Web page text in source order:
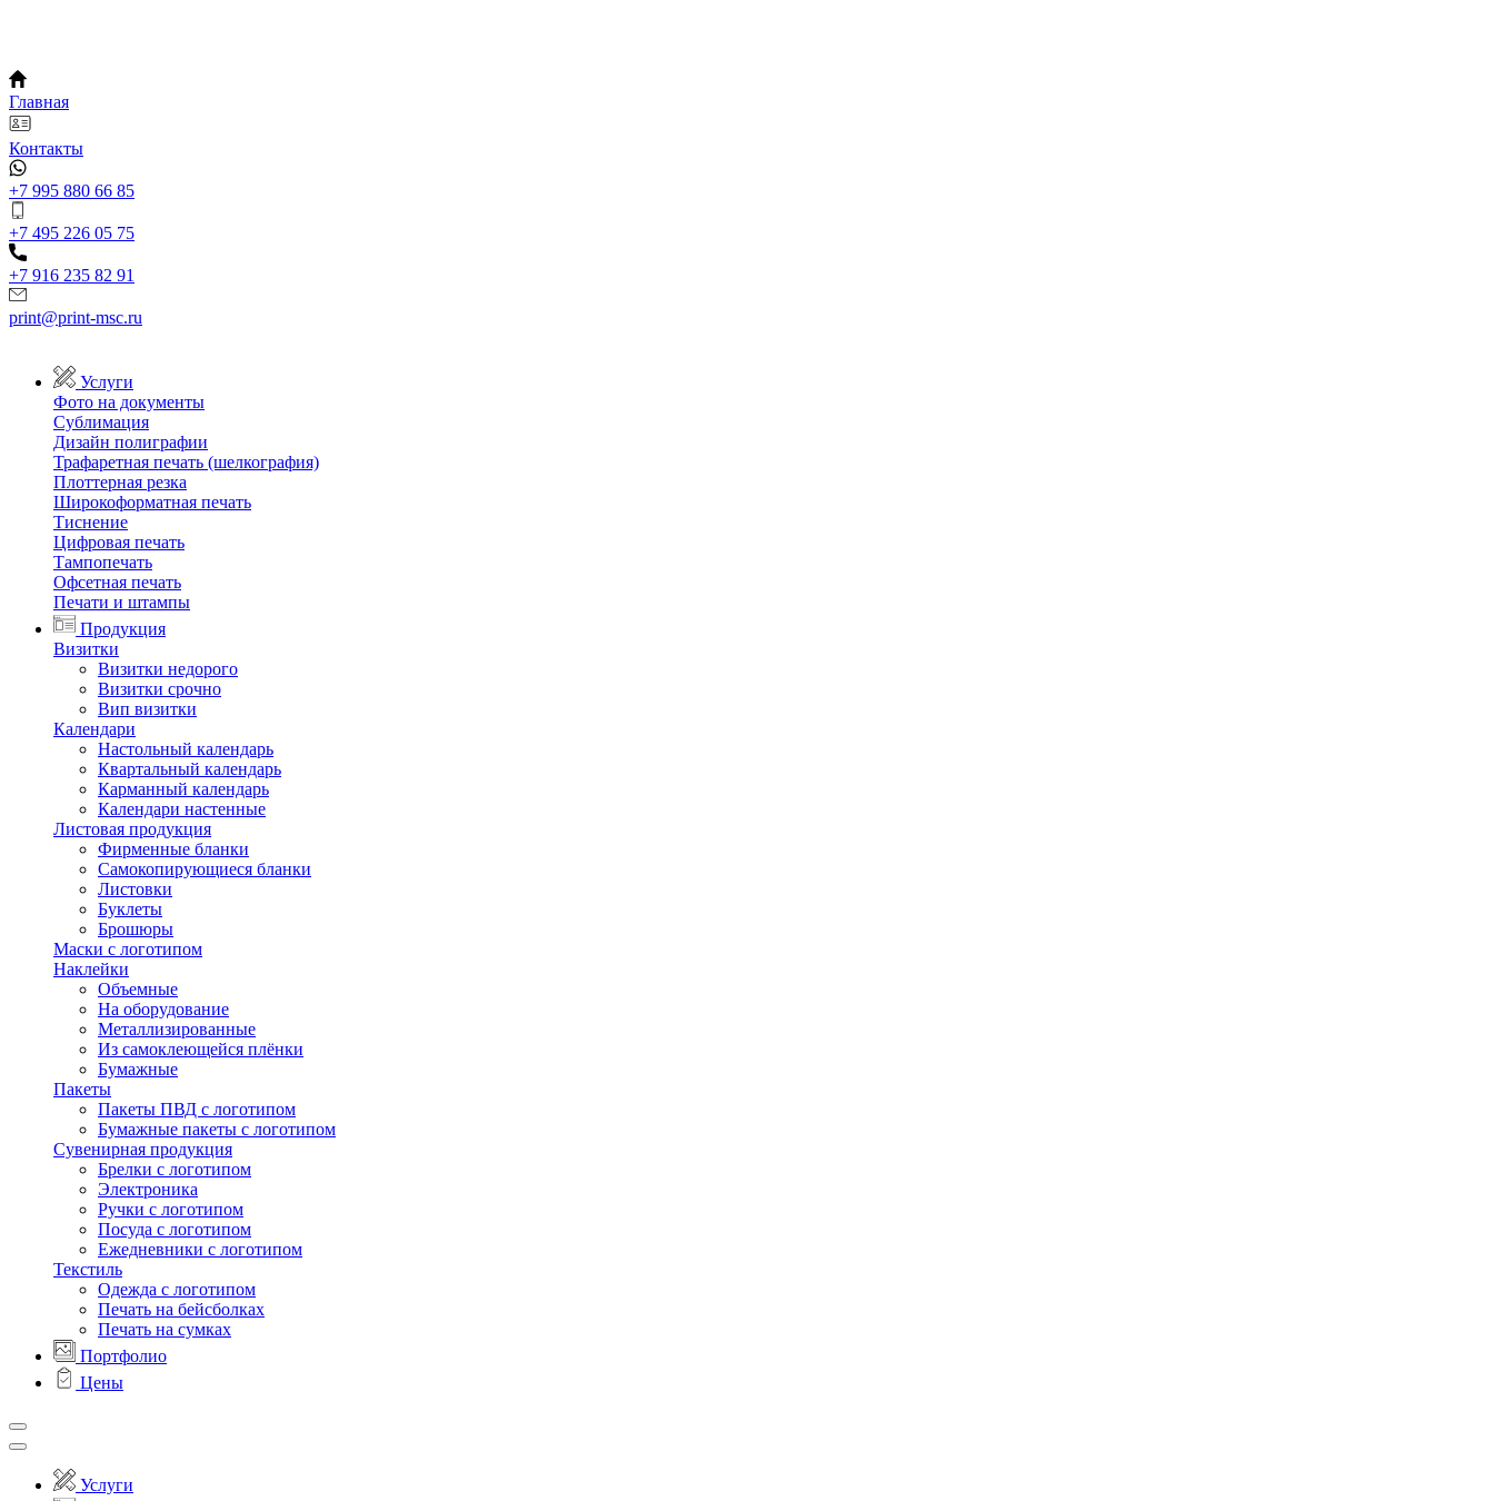
Главная
Контакты
+7 995 880 66 85
+7 495 226 05 75
+7 916 235 82 91
print@print-msc.ru
Услуги
Фото на документы
Сублимация
Дизайн полиграфии
Трафаретная печать (шелкография)
Плоттерная резка
Широкоформатная печать
Тиснение
Цифровая печать
Тампопечать
Офсетная печать
Печати и штампы
Продукция
Визитки
Визитки недорого
Визитки срочно
Вип визитки
Календари
Настольный календарь
Квартальный календарь
Карманный календарь
Календари настенные
Листовая продукция
Фирменные бланки
Самокопирующиеся бланки
Листовки
Буклеты
Брошюры
Маски с логотипом
Наклейки
Объемные
На оборудование
Металлизированные
Из самоклеющейся плёнки
Бумажные
Пакеты
Пакеты ПВД с логотипом
Бумажные пакеты с логотипом
Сувенирная продукция
Брелки с логотипом
Электроника
Ручки с логотипом
Посуда с логотипом
Ежедневники с логотипом
Текстиль
Одежда с логотипом
Печать на бейсболках
Печать на сумках
Портфолио
Цены
Услуги